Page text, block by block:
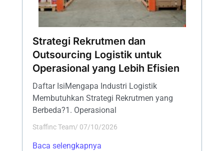
Strategi Rekrutmen dan
Outsourcing Logistik untuk
Operasional yang Lebih Efisien
Daftar IsiMengapa Industri Logistik
Membutuhkan Strategi Rekrutmen yang
Berbeda?1. Operasional
Staffinc Team/ 07/10/2026
Baca selengkapnya